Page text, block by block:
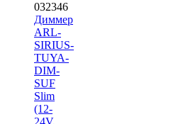
032346
Диммер
ARL-
SIRIUS-
TUYA-
DIM-
SUF
Slim
(12-